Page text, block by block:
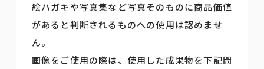
絵ハガキや写真集など写真そのものに商品価値
があると判断されるものへの使用は認めませ
ん。
画像をご使用の際は、使用した成果物を下記問